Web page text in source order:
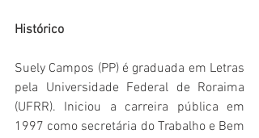
Histórico
Suely Campos (PP) é graduada em Letras
pela Universidade Federal de Roraima
(UFRR). Iniciou a carreira pública em
1997 como secretária do Trabalho e Bem